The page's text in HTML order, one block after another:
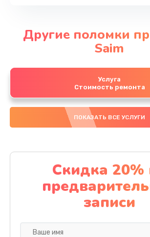
Другие поломки
Saim
Услуга
Стоимость ремонта
ПОКАЗАТЬ ВСЕ УСЛУГИ
Скидка 20%
записи